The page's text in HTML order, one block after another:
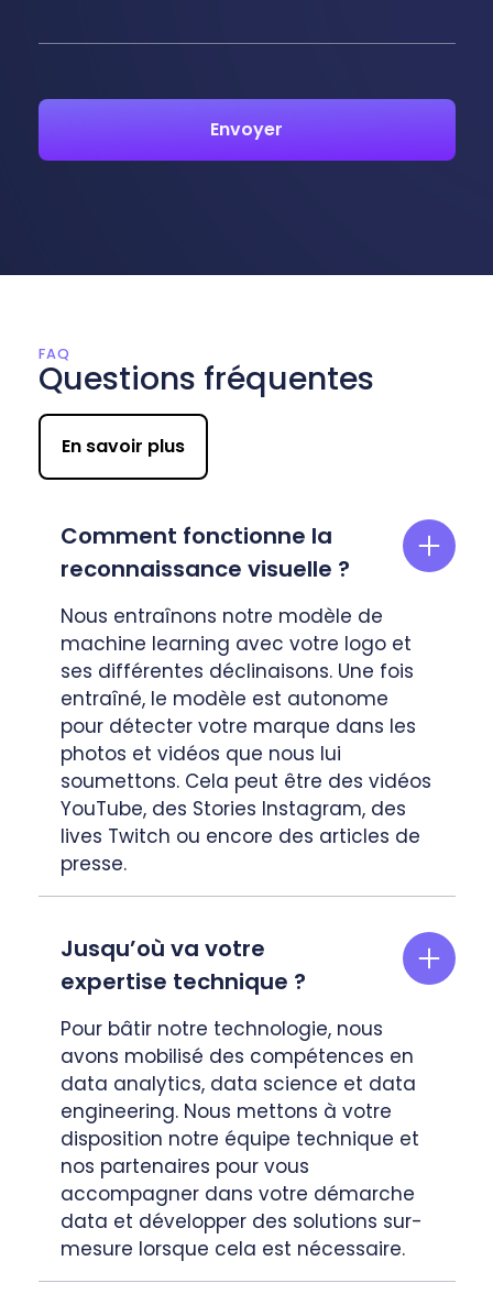
FAQ
Questions fréquentes
En savoir plus
Comment fonctionne la
reconnaissance visuelle ?
Nous entraînons notre modèle de
machine learning avec votre logo et
ses différentes déclinaisons. Une fois
entraîné, le modèle est autonome
pour détecter votre marque dans les
photos et vidéos que nous lui
soumettons. Cela peut être des vidéos
YouTube, des Stories Instagram, des
lives Twitch ou encore des articles de
presse.
Jusqu’où va votre
expertise technique ?
Pour bâtir notre technologie, nous
avons mobilisé des compétences en
data analytics, data science et data
engineering. Nous mettons à votre
disposition notre équipe technique et
nos partenaires pour vous
accompagner dans votre démarche
data et développer des solutions sur-
mesure lorsque cela est nécessaire.